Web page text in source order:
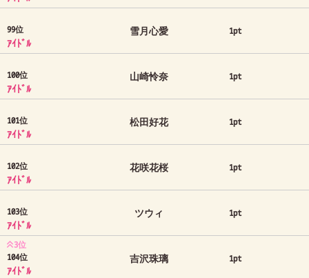
99位
ｱｲﾄﾞﾙ
雪月心愛 1pt
100位
ｱｲﾄﾞﾙ
山崎怜奈 1pt
101位
ｱｲﾄﾞﾙ
松田好花 1pt
102位
ｱｲﾄﾞﾙ
花咲花桜 1pt
103位
ｱｲﾄﾞﾙ
ツウィ 1pt
3位
104位
ｱｲﾄﾞﾙ
吉沢珠璃 1pt